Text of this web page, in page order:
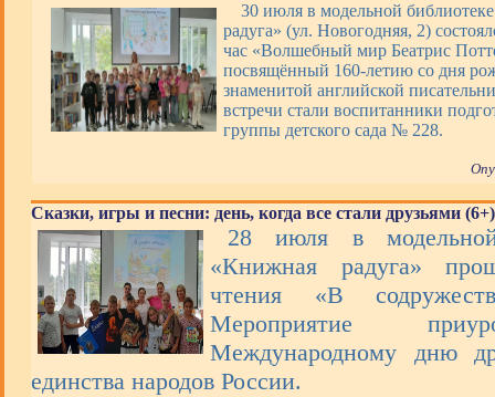
30 июля в модельной
радуга» (ул. Новогодняя, 2)
час «Волшебный мир Беатрис
посвящённый 160-летию со дня
знаменитой английской
встречи стали воспитанники
группы детского сада № 228.
Сказки, игры и песни: день, когда все стали друзьями (6+)
28 июля в модельной
«Книжная радуга»
чтения «В
Мероприятие
Международному дню
единства народов России.